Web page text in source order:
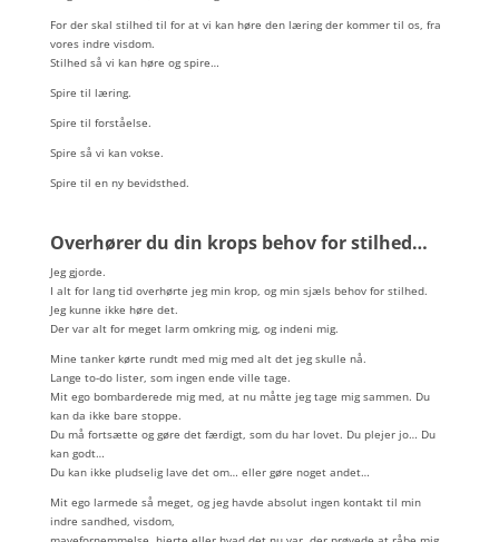
For der skal stilhed til for at vi kan høre den læring der kommer til os, fra
vores indre visdom.
Stilhed så vi kan høre og spire…
Spire til læring.
Spire til forståelse.
Spire så vi kan vokse.
Spire til en ny bevidsthed.
Overhører du din krops behov for stilhed…
Jeg gjorde.
I alt for lang tid overhørte jeg min krop, og min sjæls behov for stilhed.
Jeg kunne ikke høre det.
Der var alt for meget larm omkring mig, og indeni mig.
Mine tanker kørte rundt med mig med alt det jeg skulle nå.
Lange to-do lister, som ingen ende ville tage.
Mit ego bombarderede mig med, at nu måtte jeg tage mig sammen. Du
kan da ikke bare stoppe.
Du må fortsætte og gøre det færdigt, som du har lovet. Du plejer jo… Du
kan godt…
Du kan ikke pludselig lave det om… eller gøre noget andet…
Mit ego larmede så meget, og jeg havde absolut ingen kontakt til min
indre sandhed, visdom,